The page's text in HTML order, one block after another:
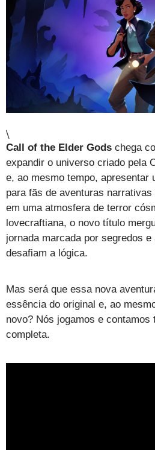
\
Call of the Elder Gods chega
expandir o universo criado pela
e, ao mesmo tempo, apresentar
para fãs de aventuras
em uma atmosfera de terror
lovecraftiana, o novo título
jornada marcada por segredos
desafiam a lógica.
Mas será que essa nova
essência do original e, ao
novo? Nós jogamos e contamos
completa.